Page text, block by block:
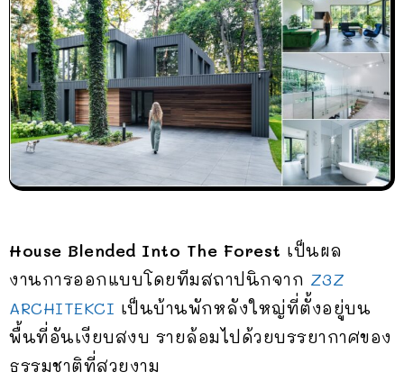
House Blended Into The Forest เป็นผล
งานการออกแบบโดยทีมสถาปนิกจาก Z3Z
ARCHITEKCI เป็นบ้านพักหลังใหญ่ที่ตั้งอยู่บน
พื้นที่อันเงียบสงบ รายล้อมไปด้วยบรรยากาศของ
ธรรมชาติที่สวยงาม